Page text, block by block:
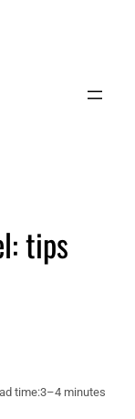
tips
time:3–4 minutes